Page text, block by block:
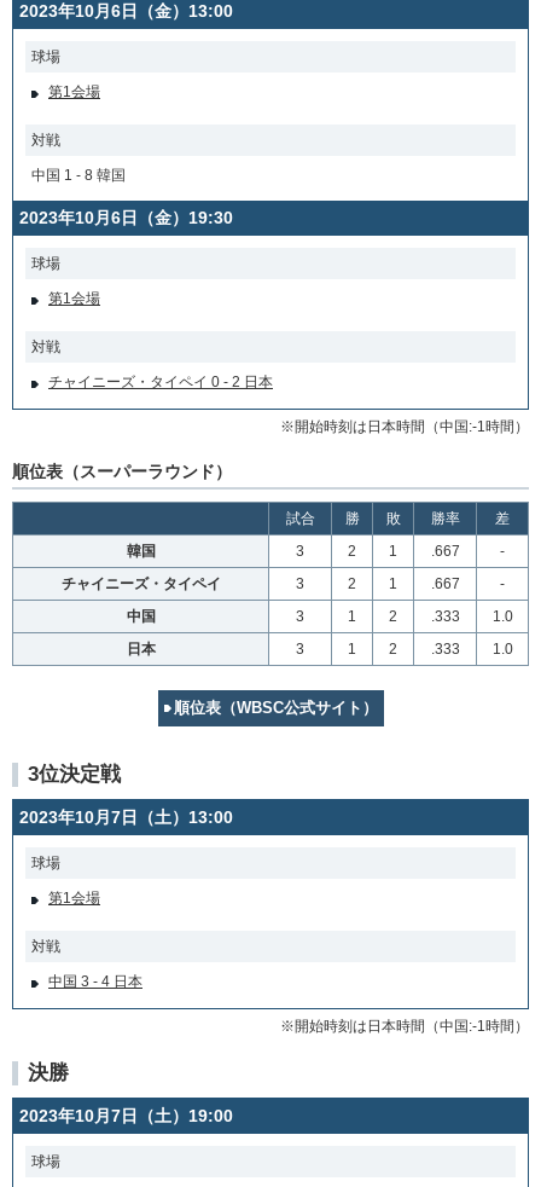
2023年10月6日（金）13:00
球場
第1会場
対戦
中国 1 - 8 韓国
2023年10月6日（金）19:30
球場
第1会場
対戦
チャイニーズ・タイペイ 0 - 2 日本
※開始時刻は日本時間（中国:-1時間）
順位表（スーパーラウンド）
試合 勝 敗 勝率
差
韓国
3 2 1 .667
-
チャイニーズ・タイペイ
3 2 1 .667
-
中国
3 1 2 .333
1.0
日本
3 1 2 .333 1.0
順位表（WBSC公式サイト）
3位決定戦
2023年10月7日（土）13:00
球場
第1会場
対戦
中国 3 - 4 日本
※開始時刻は日本時間（中国:-1時間）
決勝
2023年10月7日（土）19:00
球場